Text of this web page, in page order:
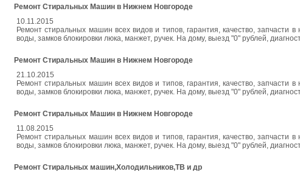
Ремонт Стиральных Машин в Нижнем Новгороде
10.11.2015
Ремонт стиральных машин всех видов и типов, гарантия, качество,
воды, замков блокировки люка, манжет, ручек. На дому, выезд "0" рублей,
Ремонт Стиральных Машин в Нижнем Новгороде
21.10.2015
Ремонт стиральных машин всех видов и типов, гарантия, качество,
воды, замков блокировки люка, манжет, ручек. На дому, выезд "0" рублей,
Ремонт Стиральных Машин в Нижнем Новгороде
11.08.2015
Ремонт стиральных машин всех видов и типов, гарантия, качество,
воды, замков блокировки люка, манжет, ручек. На дому, выезд "0" рублей,
Ремонт Стиральных машин,Холодильников,ТВ и др